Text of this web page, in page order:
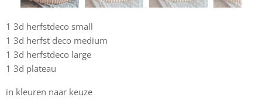
1 3d herfstdeco small
1 3d herfst deco medium
1 3d herfstdeco large
1 3d plateau
in kleuren naar keuze